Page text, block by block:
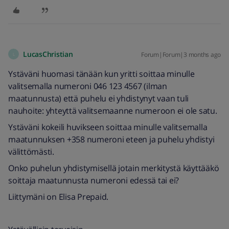
LucasChristian Forum|Forum|3 months ago
Ystäväni huomasi tänään kun yritti soittaa minulle
valitsemalla numeroni 046 123 4567 (ilman
maatunnusta) että puhelu ei yhdistynyt vaan tuli
nauhoite: yhteyttä valitsemaanne numeroon ei ole satu.
Ystäväni kokeili huvikseen soittaa minulle valitsemalla
maatunnuksen +358 numeroni eteen ja puhelu yhdistyi
välittömästi.
Onko puhelun yhdistymisellä jotain merkitystä käyttääkö
soittaja maatunnusta numeroni edessä tai ei?
Liittymäni on Elisa Prepaid.